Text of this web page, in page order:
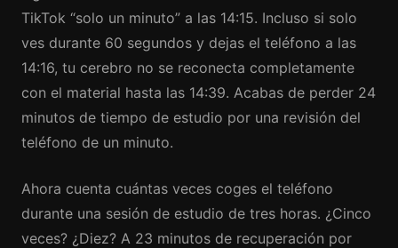
TikTok “solo un minuto” a las 14:15. Incluso si solo
ves durante 60 segundos y dejas el teléfono a las
14:16, tu cerebro no se reconecta completamente
con el material hasta las 14:39. Acabas de perder 24
minutos de tiempo de estudio por una revisión del
teléfono de un minuto.
Ahora cuenta cuántas veces coges el teléfono
durante una sesión de estudio de tres horas. ¿Cinco
veces? ¿Diez? A 23 minutos de recuperación por